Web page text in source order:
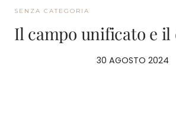
SENZA CATEGORIA
Il campo unificato e il
30 AGOSTO 2024